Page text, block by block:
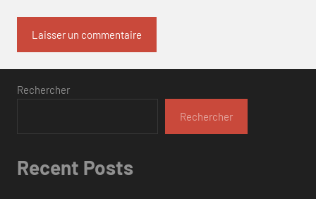
Rechercher
Rechercher
Recent Posts